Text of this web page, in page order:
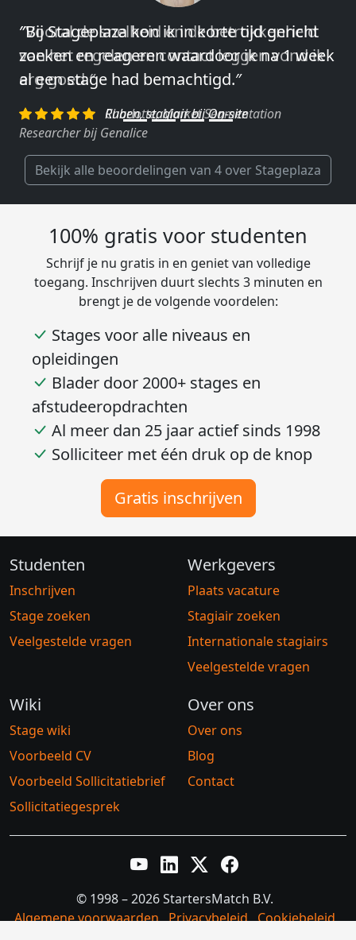
″Vooral de snelheid en de betrokkenheid
van het regelen en contact leggen vond ik
erg goed.″
Charlotte, Market Segmentation
Researcher bij Genalice
Bekijk alle beoordelingen van 4 over Stageplaza
100% gratis voor studenten
Schrijf je nu gratis in en geniet van volledige
toegang. Inschrijven duurt slechts 3 minuten en
brengt je de volgende voordelen:
Stages voor alle niveaus en
opleidingen
Blader door 2000+ stages en
afstudeeropdrachten
Al meer dan 25 jaar actief sinds 1998
Solliciteer met één druk op de knop
Gratis inschrijven
Studenten
Inschrijven
Stage zoeken
Veelgestelde vragen
Werkgevers
Plaats vacature
Stagiair zoeken
Internationale stagiairs
Veelgestelde vragen
Wiki
Stage wiki
Voorbeeld CV
Voorbeeld Sollicitatiebrief
Sollicitatiegesprek
Over ons
Over ons
Blog
Contact
YouTubeLinkedInTwitter XFacebook
© 1998 – 2026 StartersMatch B.V.
Algemene voorwaarden Privacybeleid Cookiebeleid